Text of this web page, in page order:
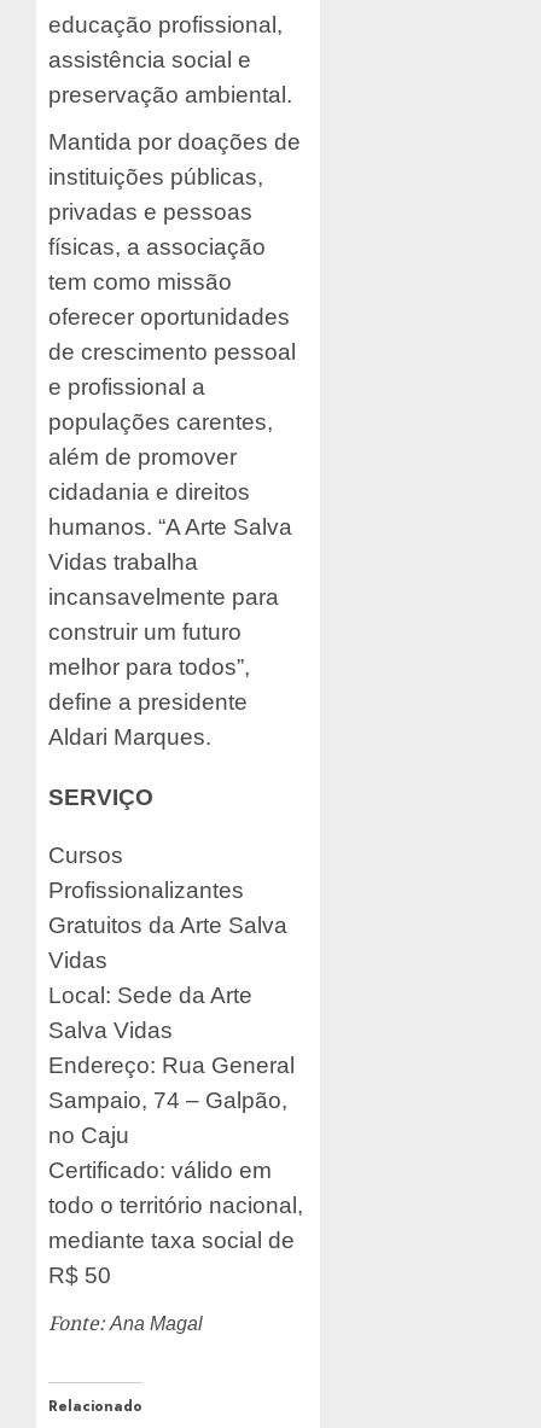
educação profissional,
assistência social e
preservação ambiental.
Mantida por doações de
instituições públicas,
privadas e pessoas
físicas, a associação
tem como missão
oferecer oportunidades
de crescimento pessoal
e profissional a
populações carentes,
além de promover
cidadania e direitos
humanos. “A Arte Salva
Vidas trabalha
incansavelmente para
construir um futuro
melhor para todos”,
define a presidente
Aldari Marques.
SERVIÇO
Cursos
Profissionalizantes
Gratuitos da Arte Salva
Vidas
Local: Sede da Arte
Salva Vidas
Endereço: Rua General
Sampaio, 74 – Galpão,
no Caju
Certificado: válido em
todo o território nacional,
mediante taxa social de
R$ 50
Fonte:Ana Magal
Relacionado